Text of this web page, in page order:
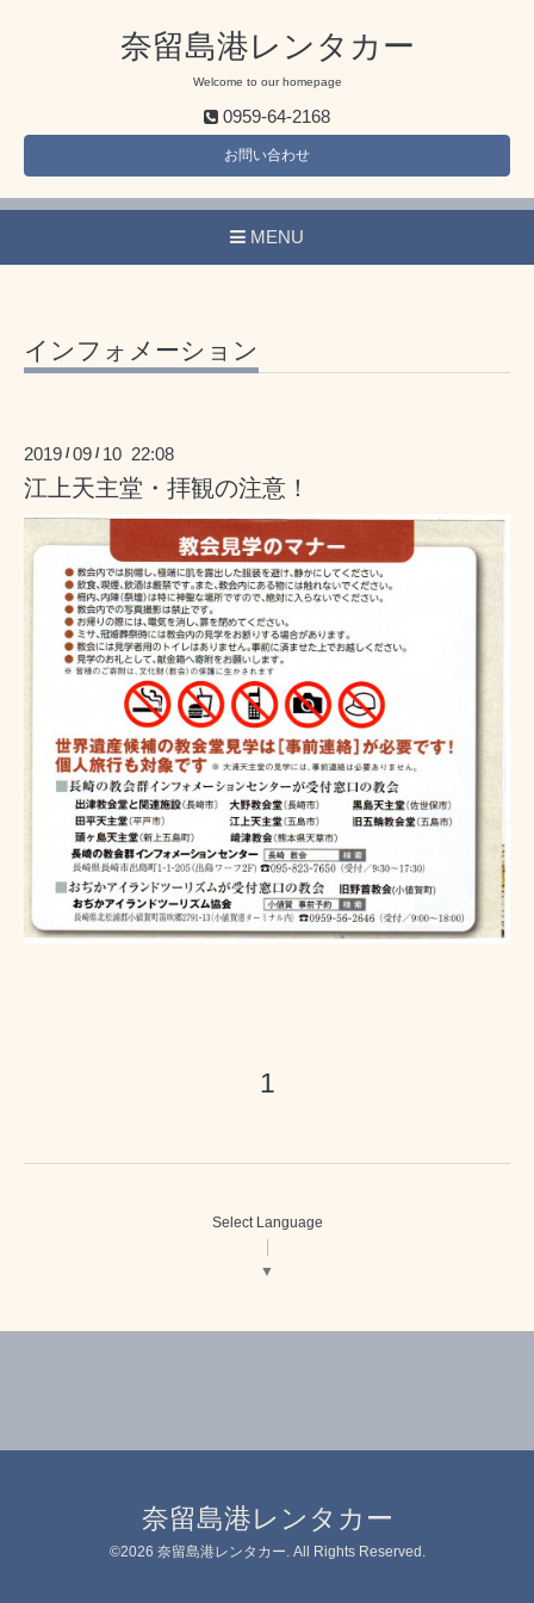
奈留島港レンタカー
Welcome to our homepage
0959-64-2168
お問い合わせ
MENU
インフォメーション
2019 /09 / 10 22:08
江上天主堂・拝観の注意！
1
Select Language
▼
奈留島港レンタカー
©2026 奈留島港レンタカー. All Rights Reserved.